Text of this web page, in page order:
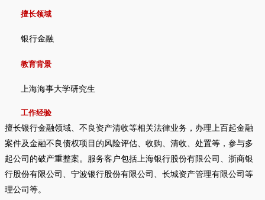
擅长领域
银行金融
教育背景
上海海事大学研究生
工作经验
擅长银行金融领域、不良资产清收等相关法律业务，办理上百起金融
案件及金融不良债权项目的风险评估、收购、清收、处置等，参与多
起公司的破产重整案。服务客户包括上海银行股份有限公司、浙商银
行股份有限公司、宁波银行股份有限公司、长城资产管理有限公司等
理公司等。